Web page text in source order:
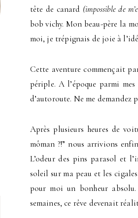
tête de canard (impossible de
bob vichy. Mon beau-père la
moi, je trépignais de joie à
Cette aventure commençait
périple. A l’époque parmi
d’autoroute. Ne me demandez
Après plusieurs heures de
môman ?!” nous arrivions
L’odeur des pins parasol et
soleil sur ma peau et les
pour moi un bonheur
semaines, ce rêve devenait